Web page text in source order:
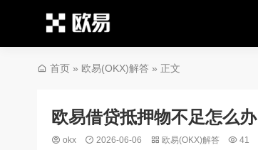
首页 » 欧易(OKX)解答 » 正文
欧易借贷抵押物不足怎么
okx 2026-06-06 欧易(OKX)解答 41